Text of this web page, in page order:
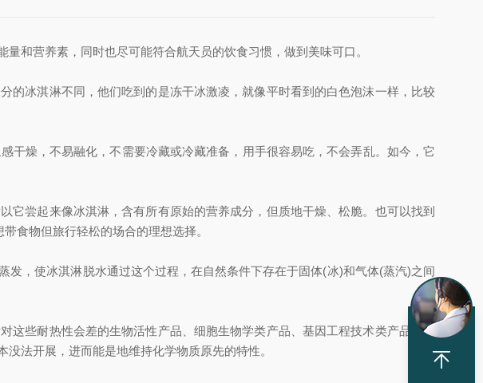
营养素，同时也尽可能符合航天员的饮食习惯，做到美味可口。
冰淇淋不同，他们吃到的是冻干冰激凌，就像平时看到的白色泡沫一样，比较
燥，不易融化，不需要冷藏或冷藏准备，用手很容易吃，不会弄乱。如今，它
尝起来像冰淇淋，含有所有原始的营养成分，但质地干燥、松脆。也可以找到
食物但旅行轻松的场合的理想选择。
，使冰淇淋脱水通过这个过程，在自然条件下存在于固体(冰)和气体(蒸汽)之间
些耐热性会差的生物活性产品、细胞生物学类产品、基因工程技术类产品和血
法开展，进而能是地维持化学物质原先的特性。